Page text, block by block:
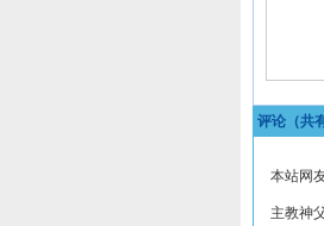
评论（共
本站网
主教神